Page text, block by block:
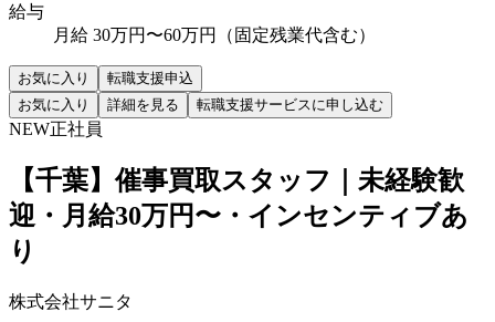
給与
月給 30万円〜60万円（固定残業代含む）
お気に入り
転職支援申込
お気に入り
詳細を見る 転職支援サービスに申し込む
NEW正社員
【千葉】催事買取スタッフ｜未経験歓
迎・月給30万円〜・インセンティブあ
り
株式会社サニタ